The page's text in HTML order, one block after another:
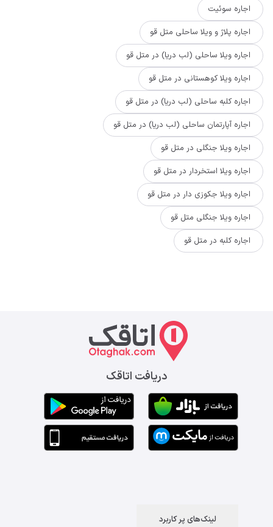
اجاره سوئیت
اجاره پلاژ و ویلا ساحلی متل قو
اجاره ویلا ساحلی (لب دریا) در متل قو
اجاره ویلا کوهستانی در متل قو
اجاره کلبه ساحلی (لب دریا) در متل قو
اجاره آپارتمان ساحلی (لب دریا) در متل قو
اجاره ویلا جنگلی در متل قو
اجاره ویلا استخردار در متل قو
اجاره ویلا جکوزی دار در متل قو
اجاره ویلا جنگلی متل قو
اجاره کلبه در متل قو
دریافت اتاقک
لینک‌های پر کاربرد